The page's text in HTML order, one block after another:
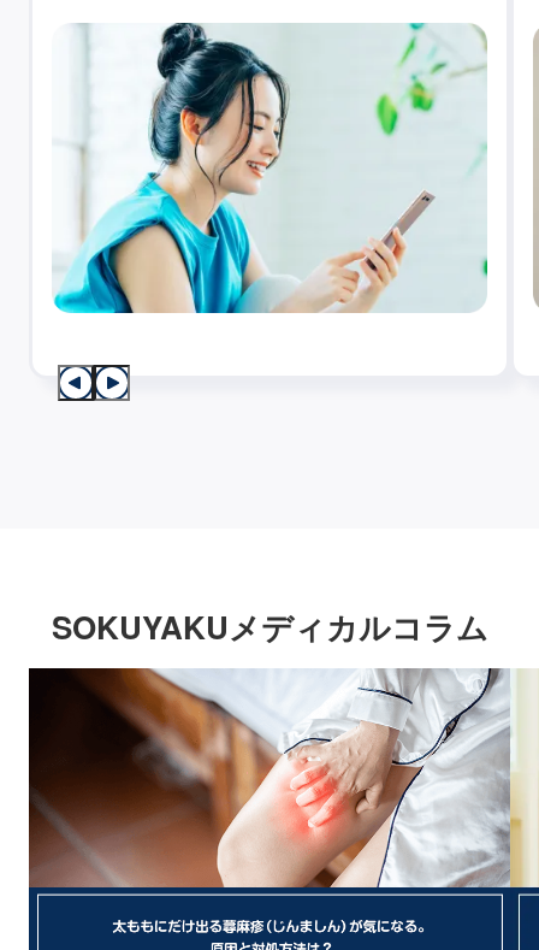
SOKUYAKUメディカルコラム